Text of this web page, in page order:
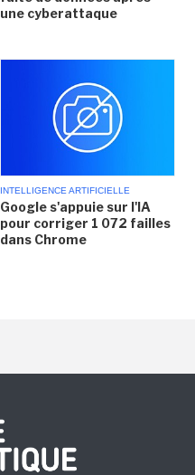
une cyberattaque
INTELLIGENCE ARTIFICIELLE
Google s'appuie sur l'IA
pour corriger 1 072 failles
dans Chrome